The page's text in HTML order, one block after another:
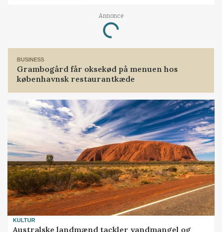
Annonce
Loading...
BUSINESS
Grambogård får oksekød på menuen hos
københavnsk restaurantkæde
KULTUR
Australske landmænd tackler vandmangel og